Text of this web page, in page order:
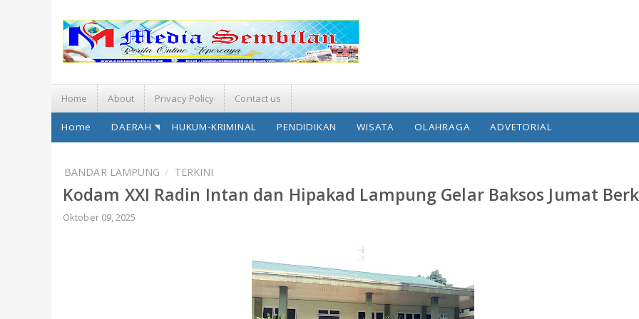
Home About Privacy Policy Contact us
Home DAERAH HUKUM-KRIMINAL PENDIDIKAN WISATA OLAHRAGA ADVETORIAL
BANDAR LAMPUNG TERKINI
Kodam XXI Radin Intan dan Hipakad Lampung Gelar Baksos Jumat
Oktober 09, 2025